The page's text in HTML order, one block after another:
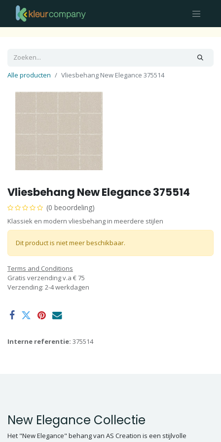
Alle producten Vliesbehang New Elegance 375514
Vliesbehang New Elegance 375514
(0 beoordeling)
Klassiek en modern vliesbehang in meerdere stijlen
Dit product is niet meer beschikbaar.
Terms and Conditions
Gratis verzending v.a € 75
Verzending: 2-4 werkdagen
Interne referentie: 375514
New Elegance Collectie
Het "New Elegance" behang van AS Creation is een stijlvolle